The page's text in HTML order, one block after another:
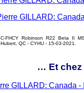
C-FHCY Robinson R22 Beta II
Hubert, QC - CYHU - 15-03-2021.
… Et chez